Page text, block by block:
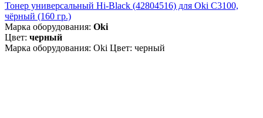
Тонер универсальный Hi-Black (42804516) для Oki С3100,
чёрный (160 гр.)
Марка оборудования: Oki
Цвет: черный
Марка оборудования: Oki Цвет: черный